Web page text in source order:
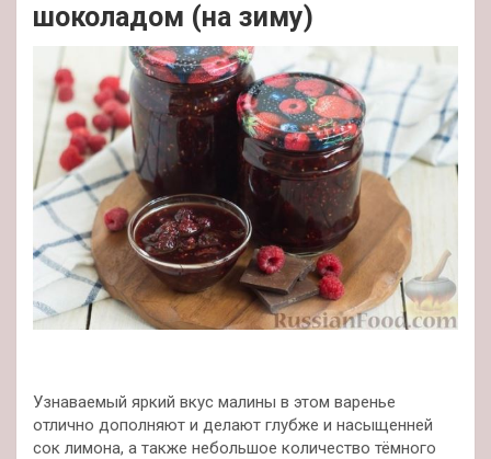
шоколадом (на зиму)
Узнаваемый яркий вкус малины в этом варенье
отлично дополняют и делают глубже и насыщенней
сок лимона, а также небольшое количество тёмного